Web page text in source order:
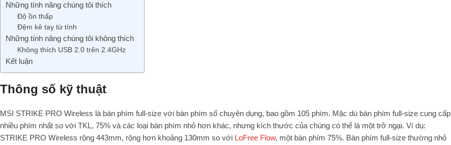
Những tính năng chúng tôi thích
Độ ồn thấp
Đệm kê tay từ tính
Những tính năng chúng tôi không thích
Không thích USB 2.0 trên 2.4GHz
Kết luận
Thông số kỹ thuật
MSI STRIKE PRO Wireless là bàn phím full-size với bàn phím số chuyên dụng, bao gồm 105 phím. Mặc dù bàn phím full-size cung cấp
nhiều phím nhất so với TKL, 75% và các loại bàn phím nhỏ hơn khác, nhưng kích thước của chúng có thể là một trở ngại. Ví dụ:
STRIKE PRO Wireless rộng 443mm, rộng hơn khoảng 130mm so với LoFree Flow, một bàn phím 75%. Bàn phím full-size thường nhỏ